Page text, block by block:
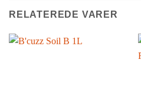
RELATEREDE VARER